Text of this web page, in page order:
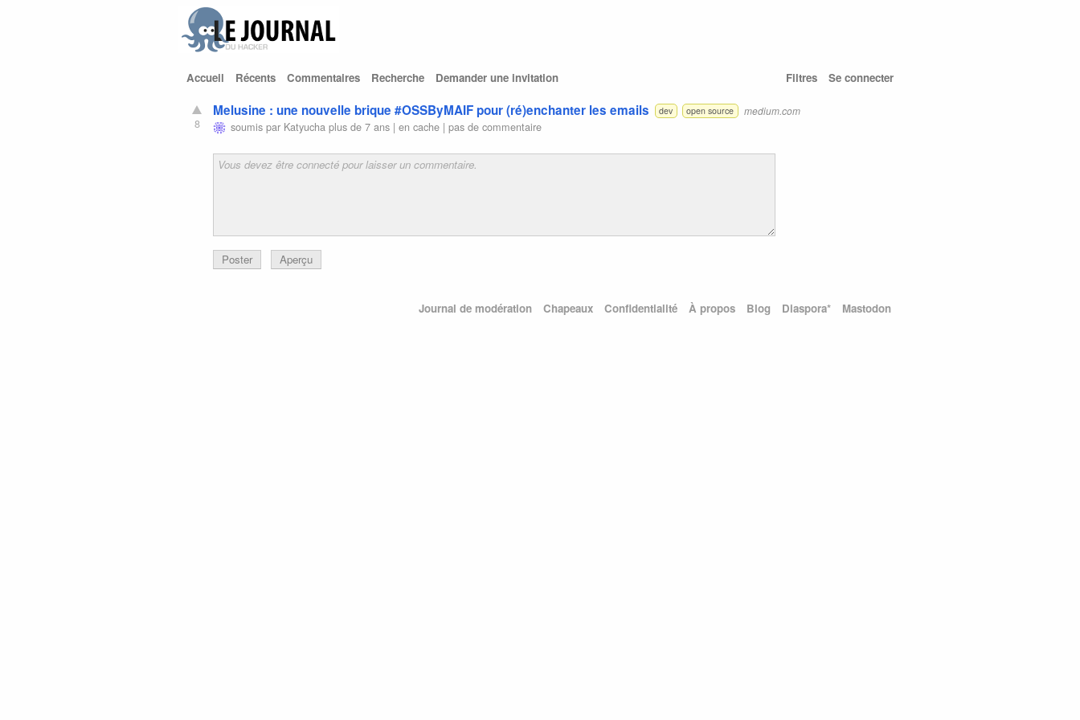
Accueil Récents Commentaires Recherche Demander une invitation Filtres Se connecter
8
Melusine : une nouvelle brique #OSSByMAIF pour (ré)enchanter les emails dev open source medium.com
soumis par Katyucha plus de 7 ans |en cache |pas de commentaire
Poster Aperçu
Journal de modération Chapeaux Confidentialité À propos Blog Diaspora* Mastodon